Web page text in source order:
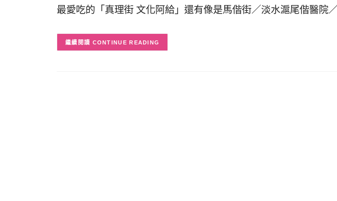
最愛吃的「真理街 文化阿給」還有像是馬偕街／淡水滬尾偕醫院
CONTINUE READING